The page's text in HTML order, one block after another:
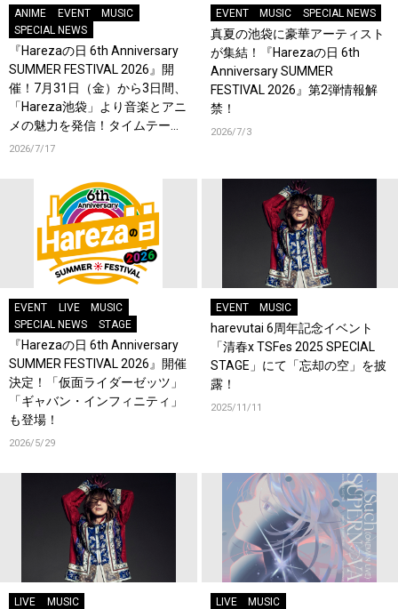
ANIME EVENT
MUSIC
SPECIAL NEWS
『Harezaの日 6th Anniversary
SUMMER FESTIVAL 2026』開
催！7月31日（金）から3日間、
「Hareza池袋」より音楽とアニ
メの魅力を発信！タイムテーブ
ルを一挙公開！
2026/7/17
EVENT MUSIC SPECIAL NEWS
真夏の池袋に豪華アーティスト
が集結！『Harezaの日 6th
Anniversary SUMMER
FESTIVAL 2026』第2弾情報解
禁！
2026/7/3
EVENT LIVE
MUSIC
SPECIAL NEWS
STAGE
『Harezaの日 6th Anniversary
SUMMER FESTIVAL 2026』開催
決定！「仮面ライダーゼッツ」
「ギャバン・インフィニティ」
も登場！
2026/5/29
EVENT MUSIC
harevutai 6周年記念イベント
「清春x TSFes 2025 SPECIAL
STAGE」にて「忘却の空」を披
露！
2025/11/11
LIVE MUSIC LIVE MUSIC